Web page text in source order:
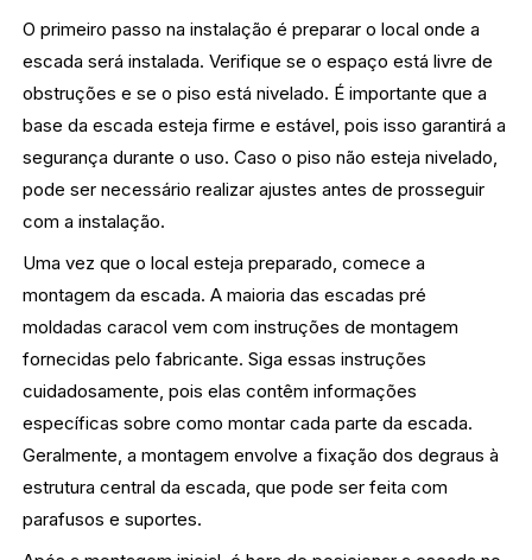
O primeiro passo na instalação é preparar o local onde a
escada será instalada. Verifique se o espaço está livre de
obstruções e se o piso está nivelado. É importante que a
base da escada esteja firme e estável, pois isso garantirá a
segurança durante o uso. Caso o piso não esteja nivelado,
pode ser necessário realizar ajustes antes de prosseguir
com a instalação.
Uma vez que o local esteja preparado, comece a
montagem da escada. A maioria das escadas pré
moldadas caracol vem com instruções de montagem
fornecidas pelo fabricante. Siga essas instruções
cuidadosamente, pois elas contêm informações
específicas sobre como montar cada parte da escada.
Geralmente, a montagem envolve a fixação dos degraus à
estrutura central da escada, que pode ser feita com
parafusos e suportes.